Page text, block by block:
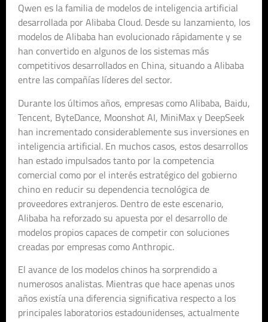
Qwen es la familia de modelos de inteligencia artificial
desarrollada por Alibaba Cloud. Desde su lanzamiento, los
modelos de Alibaba han evolucionado rápidamente y se
han convertido en algunos de los sistemas más
competitivos desarrollados en China, situando a Alibaba
entre las compañías líderes del sector.
Durante los últimos años, empresas como Alibaba, Baidu,
Tencent, ByteDance, Moonshot AI, MiniMax y DeepSeek
han incrementado considerablemente sus inversiones en
inteligencia artificial. En muchos casos, estos desarrollos
han estado impulsados tanto por la competencia
comercial como por el interés estratégico del gobierno
chino en reducir su dependencia tecnológica de
proveedores extranjeros. Dentro de este escenario,
Alibaba ha reforzado su apuesta por el desarrollo de
modelos propios capaces de competir con soluciones
creadas por empresas como Anthropic.
El avance de los modelos chinos ha sorprendido a
numerosos analistas. Mientras que hace apenas unos
años existía una diferencia significativa respecto a los
principales laboratorios estadounidenses, actualmente